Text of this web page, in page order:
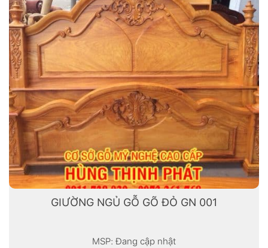
GIƯỜNG NGỦ GỖ GÕ ĐỎ GN 001
MSP: Đang cập nhật